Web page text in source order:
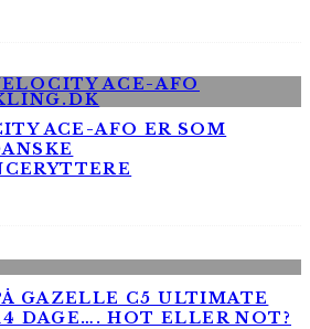
ACE-AFO ER SOM
GAZELLE C5 ULTIMATE
DAGE…. HOT ELLER NOT?